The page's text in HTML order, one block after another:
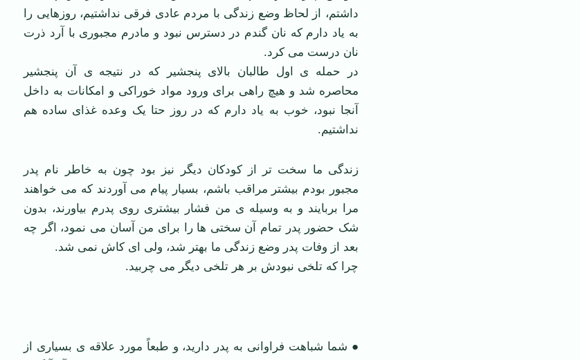
داشتم، از لحاظ وضع زندگی با مردم عادی فرقی نداشتیم، روزهایی را
به یاد دارم که نان گندم در دسترس نبود و مادرم مجبوری با آرد ذرت
نان درست می کرد.
در حمله ی اول طالبان بالای پنجشیر که در نتیجه ی آن پنجشیر
محاصره شد و هیچ راهی برای ورود مواد خوراکی و امکانات به داخل
آنجا نبود، خوب به یاد دارم که در روز حتا یک وعده غذای ساده هم
نداشتیم.
زندگی ما سخت تر از کودکان دیگر نیز بود چون به خاطر نام پدر
مجبور بودم بیشتر مراقب باشم، بسیار پیام می آوردند که می خواهند
مرا بربایند و به وسیله ی من فشار بیشتری روی پدرم بیاورند، بدون
شک حضور پدر تمام آن سختی ها را برای من آسان می نمود، اگر چه
بعد از وفات پدر وضع زندگی ما بهتر شد، ولی ای کاش نمی شد.
چرا که تلخی نبودش بر هر تلخی دیگر می چربید.
● شما شباهت فراوانی به پدر دارید، و طبعاً مورد علاقه ی بسیاری از